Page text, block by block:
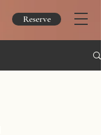
Reserve